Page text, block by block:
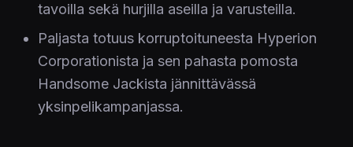
tavoilla sekä hurjilla aseilla ja varusteilla.
Paljasta totuus korruptoituneesta Hyperion
Corporationista ja sen pahasta pomosta
Handsome Jackista jännittävässä
yksinpelikampanjassa.